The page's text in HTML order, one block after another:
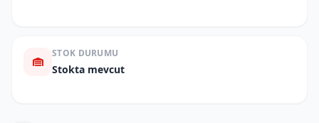
STOK DURUMU
Stokta mevcut